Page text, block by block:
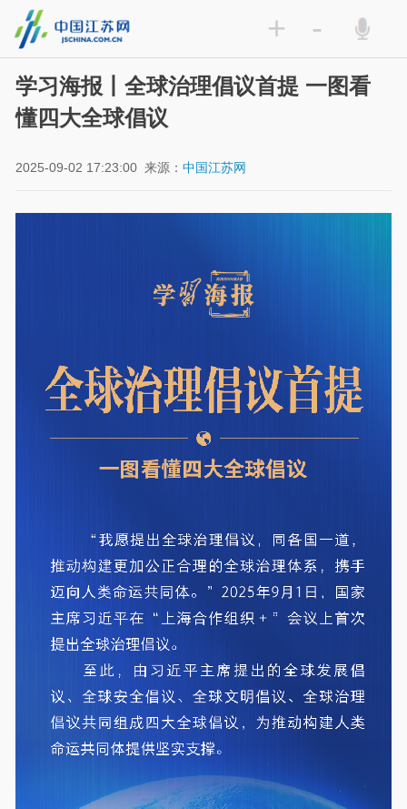
+ -
学习海报丨全球治理倡议首提 一图看
懂四大全球倡议
2025-09-02 17:23:00 来源：中国江苏网